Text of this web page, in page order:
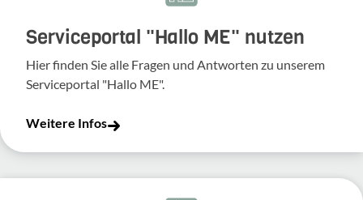
Serviceportal "Hallo ME" nutzen
Hier finden Sie alle Fragen und Antworten zu unserem
Serviceportal "Hallo ME".
Weitere Infos